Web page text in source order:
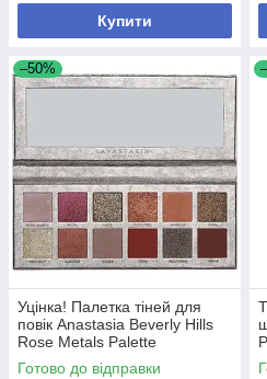
Купити
–50%
Уцінка! Палетка тіней для
повік Anastasia Beverly Hills
Rose Metals Palette
Готово до відправки